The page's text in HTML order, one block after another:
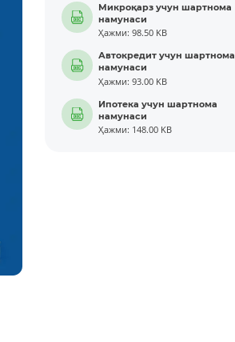
Микроқарз учун шартнома
намунаси
Ҳажми: 98.50 KB
Автокредит учун шартнома
намунаси
Ҳажми: 93.00 KB
Ипотека учун шартнома
намунаси
Ҳажми: 148.00 KB